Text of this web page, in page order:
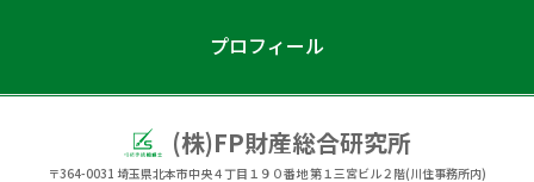
プロフィール
(株)FP財産総合研究所
〒364-0031 埼玉県北本市中央４丁目１９０番地 第１三宮ビル２階(川住事務所内)